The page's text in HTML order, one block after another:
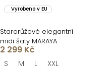
Vyrobeno v EU
Starorůžové elegantní
midi šaty MARAYA
2 299 Kč
S M L XXL